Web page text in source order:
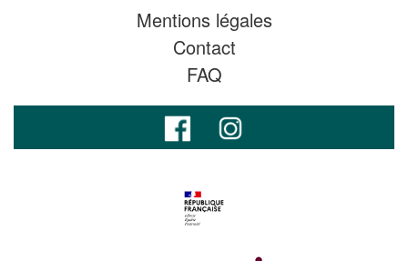
Mentions légales
Contact
FAQ